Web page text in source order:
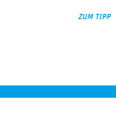
ZUM TIPP